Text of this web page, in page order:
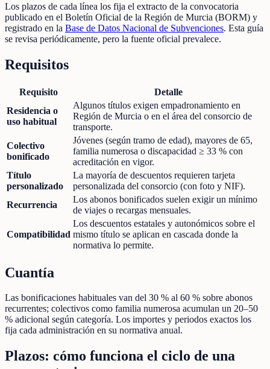
Los plazos de cada línea los fija el extracto de la convocatoria
publicado en el Boletín Oficial de la Región de Murcia (BORM) y
registrado en la Base de Datos Nacional de Subvenciones. Esta guía
se revisa periódicamente, pero la fuente oficial prevalece.
Requisitos
Requisito
Detalle
Residencia o
uso habitual
Algunos títulos exigen empadronamiento en
Región de Murcia o en el área del consorcio de
transporte.
Colectivo
bonificado
Jóvenes (según tramo de edad), mayores de 65,
familia numerosa o discapacidad ≥ 33 % con
acreditación en vigor.
Título
personalizado
La mayoría de descuentos requieren tarjeta
personalizada del consorcio (con foto y NIF).
Recurrencia
Los abonos bonificados suelen exigir un mínimo
de viajes o recargas mensuales.
Compatibilidad
Los descuentos estatales y autonómicos sobre el
mismo título se aplican en cascada donde la
normativa lo permite.
Cuantía
Las bonificaciones habituales van del 30 % al 60 % sobre abonos
recurrentes; colectivos como familia numerosa acumulan un 20–50
% adicional según categoría. Los importes y periodos exactos los
fija cada administración en su normativa anual.
Plazos: cómo funciona el ciclo de una